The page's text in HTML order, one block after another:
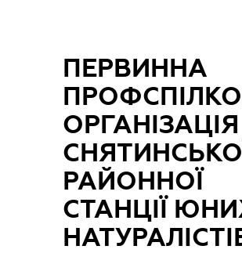
ПЕРВИННА
ОРГАНІЗАЦІЯ
РАЙОННОЇ
СТАНЦІЇ